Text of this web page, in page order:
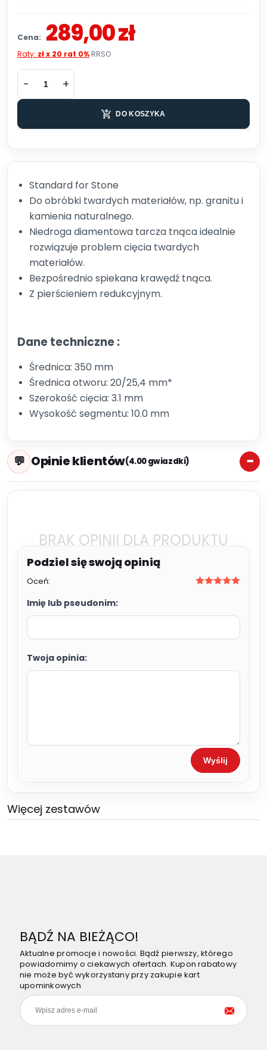
Cena: 289,00 zł
Raty: zł x 20 rat 0% RRSO
DO KOSZYKA
Standard for Stone
Do obróbki twardych materiałów, np. granitu i
kamienia naturalnego.
Niedroga diamentowa tarcza tnąca idealnie
rozwiązuje problem cięcia twardych
materiałów.
Bezpośrednio spiekana krawędź tnąca.
Z pierścieniem redukcyjnym.
Dane techniczne :
Średnica: 350 mm
Średnica otworu: 20/25,4 mm*
Szerokość cięcia: 3.1 mm
Wysokość segmentu: 10.0 mm
Opinie klientów(4.00 gwiazdki)
BRAK OPINII DLA PRODUKTU
Oceń:
Imię lub pseudonim:
Twoja opinia:
Wyślij
Więcej zestawów
BĄDŹ NA BIEŻĄCO!
Aktualne promocje i nowości. Bądź pierwszy, którego
powiadomimy o ciekawych ofertach. Kupon rabatowy
nie może być wykorzystany przy zakupie kart
upominkowych